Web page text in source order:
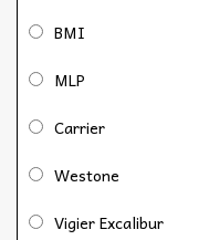
BMI
MLP
Carrier
Westone
Vigier Excalibur